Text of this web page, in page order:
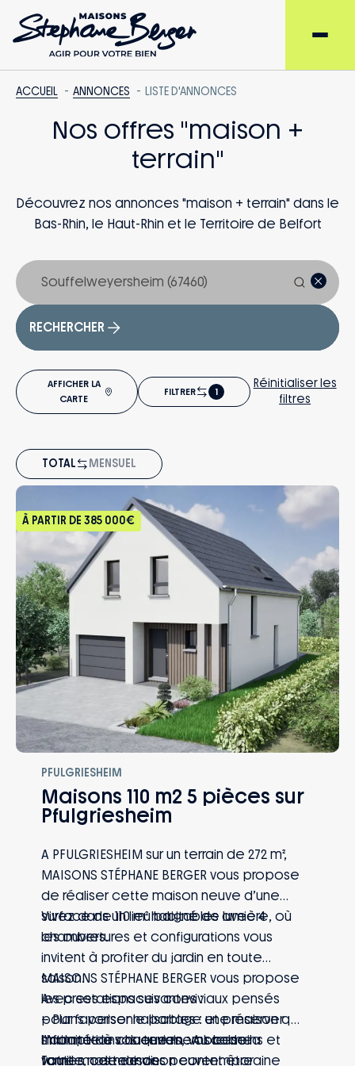
ACCUEIL ANNONCES LISTE D'ANNONCES
Nos offres "maison +
terrain"
Découvrez nos annonces "maison + terrain" dans le
Bas-Rhin, le Haut-Rhin et le Territoire de Belfort
RECHERCHER
AFFICHER LA
CARTE
FILTRER 1
Réinitialiser les
filtres
TOTAL MENSUEL
À PARTIR DE 385 000€
PFULGRIESHEIM
Maisons 110 m2 5 pièces sur
Pfulgriesheim
A PFULGRIESHEIM sur un terrain de 272 m²,
MAISONS STÉPHANE BERGER vous propose
de réaliser cette maison neuve d’une
surface de 110 m² habitables avec 4
chambres.
Vivez dans un lieu baigné de lumière, où
les ouvertures et configurations vous
invitent à profiter du jardin en toute
saison.
Avec ses espaces conviviaux pensés
pour favoriser le partage et préserver
l’intimité de chaque membre de la
famille, cette maison contemporaine
MAISONS STÉPHANE BERGER vous propose
les prestations suivantes :
– Plans personnalisables : une maison qui
s’adapte à vos envies, vos besoins et
votre mode de vie
Informations du terrain : Au calme
Toutes nos maisons peuvent être